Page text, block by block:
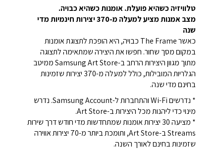
טלוויזיה כשהיא פועלת. אומנות כשהיא כבויה.
מצב אמנות מציע למעלה מ-370 יצירות חינמיות מדי
שנה
כאשר The Frame כבויה, היא הופכת לתצוגת אומנות
במקום מסך שחור. חפשו את היצירה שמתאימה לתצוגה
מתוך מגוון היצירות הרחב ב-Samsung Art Store ממיטב
הגלריות המובילות, כולל למעלה מ-370 יצירות שזמינות
בחינם מדי שנה.
* נדרשים Wi-Fi והתחברות ל-Samsung Account. נדרש
מינוי כדי ליהנות מכל היצירות ב-Art Store.
* מציעה 30 יצירות אומנות שמתחדשות מדי חודש דרך שירות
Streams ב-Art Store, ותומכת ביותר מ-70 יצירות אווירה
שזמינות בחינם לאורך השנה.